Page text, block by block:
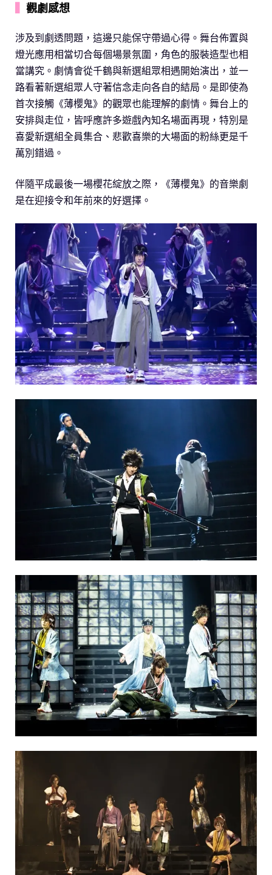
觀劇感想
涉及到劇透問題，這邊只能保守帶過心得。舞台佈置與
燈光應用相當切合每個場景氛圍，角色的服裝造型也相
當講究。劇情會從千鶴與新選組眾相遇開始演出，並一
路看著新選組眾人守著信念走向各自的結局。是即使為
首次接觸《薄櫻鬼》的觀眾也能理解的劇情。舞台上的
安排與走位，皆呼應許多遊戲內知名場面再現，特別是
喜愛新選組全員集合、悲歡喜樂的大場面的粉絲更是千
萬別錯過。
伴隨平成最後一場櫻花綻放之際，《薄櫻鬼》的音樂劇
是在迎接令和年前來的好選擇。